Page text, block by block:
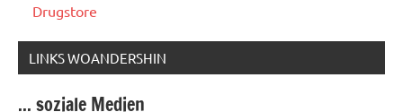
Drugstore
LINKS WOANDERSHIN
... soziale Medien